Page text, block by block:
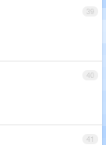
39
40
41